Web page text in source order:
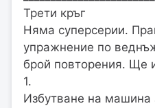
Трети кръг
Няма суперсерии.
упражнение по
брой повторения. Ще
1.
Избутване на машина